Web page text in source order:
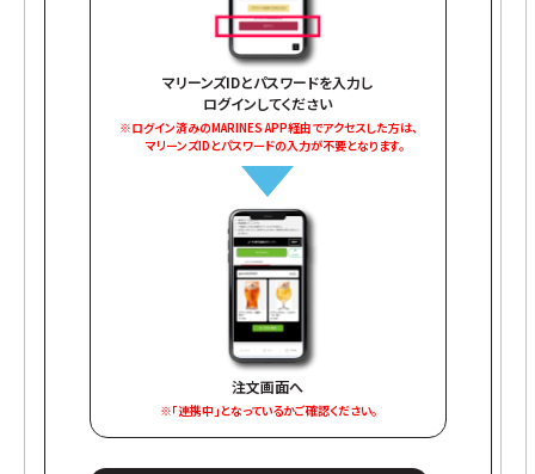
マリーンズIDとパスワードを入力し
ログインしてください
※ログイン済みのMARINES APP経由でアクセスした方は、
マリーンズIDとパスワードの入力が不要となります。
注文画面へ
※「連携中」となっているかご確認ください。